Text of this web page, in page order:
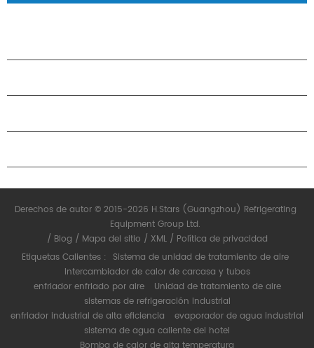
Derechos de autor © 2015-2026 H.Stars (Guangzhou) Refrigerating
Equipment Group Ltd.
/ Blog / Mapa del sitio / XML/ Política de privacidad
Etiquetas Calientes :
Sistema de unidad de tratamiento de aire
Intercambiador de calor de carcasa y tubos
enfriador enfriado por aire
Unidad de tratamiento de aire
sistemas de refrigeración industrial
enfriador industrial de alta eficiencia
evaporador de agua industrial
sistema de agua caliente del hotel